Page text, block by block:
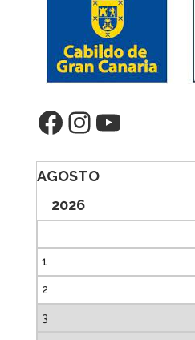
Facebook
Instagram
YouTube
AGOSTO
2026
1
2
3